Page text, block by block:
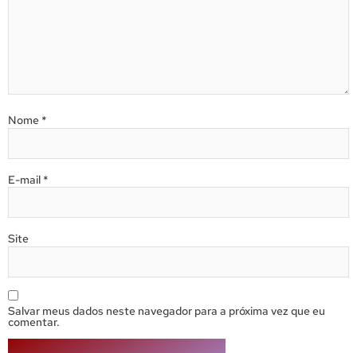
Nome *
E-mail *
Site
Salvar meus dados neste navegador para a próxima vez que eu
comentar.